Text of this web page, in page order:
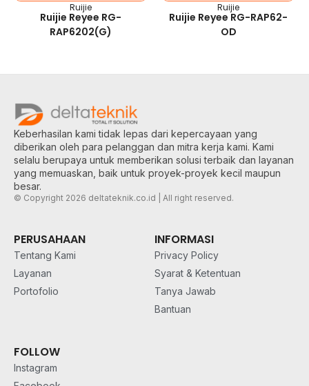
Ruijie
Ruijie Reyee RG-
RAP6202(G)
Ruijie
Ruijie Reyee RG-RAP62-
OD
Keberhasilan kami tidak lepas dari kepercayaan yang
diberikan oleh para pelanggan dan mitra kerja kami. Kami
selalu berupaya untuk memberikan solusi terbaik dan layanan
yang memuaskan, baik untuk proyek-proyek kecil maupun
besar.
© Copyright 2026 deltateknik.co.id | All right reserved.
PERUSAHAAN
Tentang Kami
Layanan
Portofolio
INFORMASI
Privacy Policy
Syarat & Ketentuan
Tanya Jawab
Bantuan
FOLLOW
Instagram